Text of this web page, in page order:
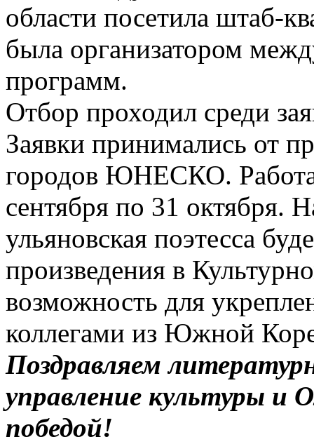
области посетила
была организатором
программ.
Отбор проходил среди
Заявки принимались от
городов ЮНЕСКО. Работа
сентября по 31 октября.
ульяновская поэтесса
произведения в
возможность для
коллегами из Южной
Поздравляем
управление культуры и
победой!